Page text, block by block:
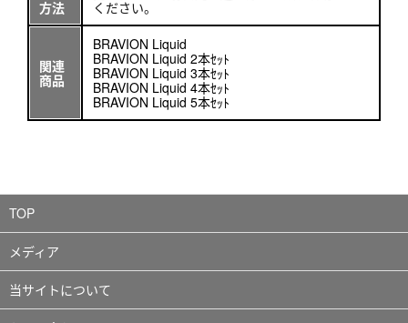
方法
ください。
関連
商品
BRAVION Liquid
BRAVION Liquid 2本ｾｯﾄ
BRAVION Liquid 3本ｾｯﾄ
BRAVION Liquid 4本ｾｯﾄ
BRAVION Liquid 5本ｾｯﾄ
TOP
メディア
当サイトについて